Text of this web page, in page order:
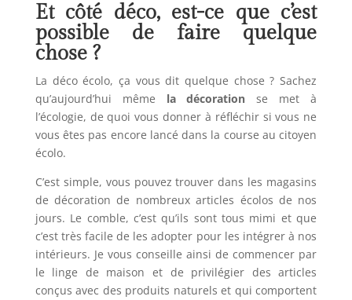
Et côté déco, est-ce que c’est
possible de faire quelque
chose ?
La déco écolo, ça vous dit quelque chose ? Sachez
qu’aujourd’hui même la décoration se met à
l’écologie, de quoi vous donner à réfléchir si vous ne
vous êtes pas encore lancé dans la course au citoyen
écolo.
C’est simple, vous pouvez trouver dans les magasins
de décoration de nombreux articles écolos de nos
jours. Le comble, c’est qu’ils sont tous mimi et que
c’est très facile de les adopter pour les intégrer à nos
intérieurs. Je vous conseille ainsi de commencer par
le linge de maison et de privilégier des articles
conçus avec des produits naturels et qui comportent